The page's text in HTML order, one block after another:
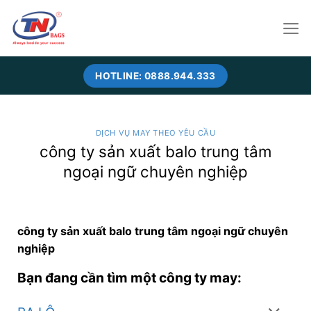
content
HOTLINE: 0888.944.333
DỊCH VỤ MAY THEO YÊU CẦU
công ty sản xuất balo trung tâm
ngoại ngữ chuyên nghiệp
công ty sản xuất balo trung tâm ngoại ngữ chuyên
nghiệp
Bạn đang cần tìm một công ty may: